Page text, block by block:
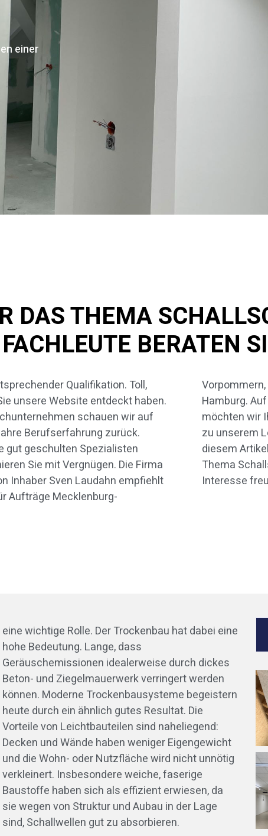
einer
DAS THEMA
BERATEN
Qualifikation. Toll,
unsere Website entdeckt haben.
schauen wir auf
Berufserfahrung zurück.
gut geschulten Spezialisten
Sie mit Vergnügen. Die Firma
Inhaber Sven Laudahn empfiehlt
Aufträge Mecklenburg-
Schleswig-Holstein und
Auf den folgenden Seiten
wir Ihnen einigen Informationen
Leistungsspektrum geben. In
betrachten wir speziell das
Schallschutzwand. Über Ihr
Interesse
eine wichtige Rolle. Der Trockenbau hat dabei eine
hohe Bedeutung. Lange, dass
Geräuschemissionen idealerweise durch dickes
Beton- und Ziegelmauerwerk verringert werden
können. Moderne Trockenbausysteme begeistern
heute durch ein ähnlich gutes Resultat. Die
Vorteile von Leichtbauteilen sind naheliegend:
Decken und Wände haben weniger Eigengewicht
und die Wohn- oder Nutzfläche wird nicht unnötig
verkleinert. Insbesondere weiche, faserige
Baustoffe haben sich als effizient erwiesen, da
sie wegen von Struktur und Aubau in der Lage
sind, Schallwellen gut zu absorbieren.